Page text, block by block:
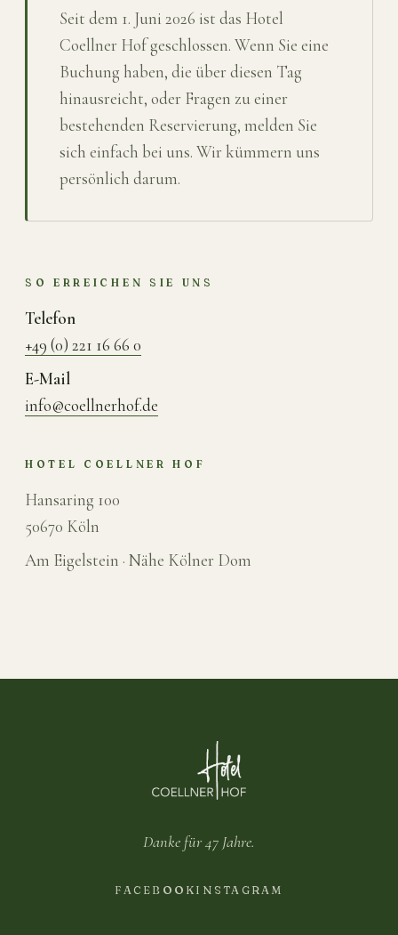
Seit dem 1. Juni 2026 ist das Hotel
Coellner Hof geschlossen. Wenn Sie eine
Buchung haben, die über diesen Tag
hinausreicht, oder Fragen zu einer
bestehenden Reservierung, melden Sie
sich einfach bei uns. Wir kümmern uns
persönlich darum.
SO ERREICHEN SIE UNS
Telefon
+49 (0) 221 16 66 0
E-Mail
info@coellnerhof.de
HOTEL COELLNER HOF
Hansaring 100
50670 Köln
Am Eigelstein · Nähe Kölner Dom
Danke für 47 Jahre.
FACEBOOK INSTAGRAM